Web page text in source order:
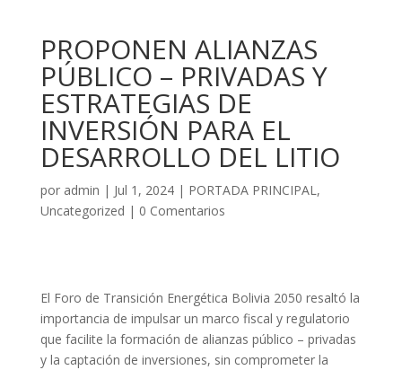
PROPONEN ALIANZAS
PÚBLICO – PRIVADAS Y
ESTRATEGIAS DE
INVERSIÓN PARA EL
DESARROLLO DEL LITIO
por admin | Jul 1, 2024| PORTADA PRINCIPAL,
Uncategorized | 0 Comentarios
El Foro de Transición Energética Bolivia 2050 resaltó la
importancia de impulsar un marco fiscal y regulatorio
que facilite la formación de alianzas público – privadas
y la captación de inversiones, sin comprometer la